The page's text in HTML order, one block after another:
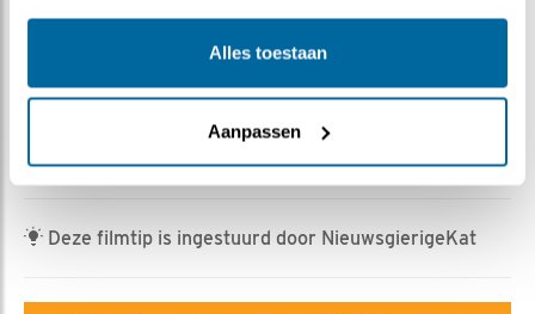
Alles toestaan
Aanpassen
Claus van den Hoek | Geplaatst op 14 juni 2026, 23:27 |
Bewaar dit filmpje
Steenuildames moet je niet op hun tenen trappen. En al
helemáál niet op hun staart. Dat ondervond Heer
Steenuil van Lichtenvoorde aan den lijve.
Deze filmtip is ingestuurd door NieuwsgierigeKat